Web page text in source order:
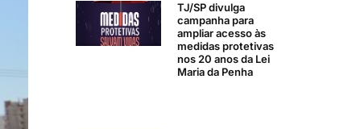
TJ/SP divulga
campanha para
ampliar acesso às
medidas protetivas
nos 20 anos da Lei
Maria da Penha